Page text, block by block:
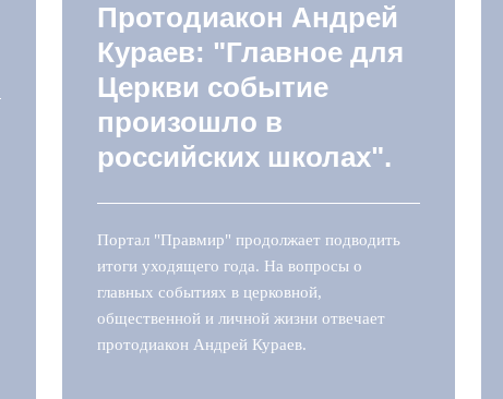
Протодиакон Андрей
Кураев: "Главное для
Церкви событие
произошло в
российских школах".
Портал "Правмир" продолжает подводить
итоги уходящего года. На вопросы о
главных событиях в церковной,
общественной и личной жизни отвечает
протодиакон Андрей Кураев.